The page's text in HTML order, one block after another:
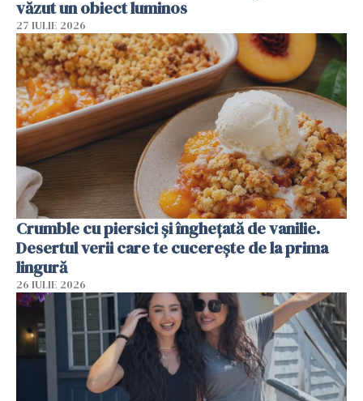
văzut un obiect luminos
27 IULIE 2026
Crumble cu piersici și înghețată de vanilie.
Desertul verii care te cucerește de la prima
lingură
26 IULIE 2026